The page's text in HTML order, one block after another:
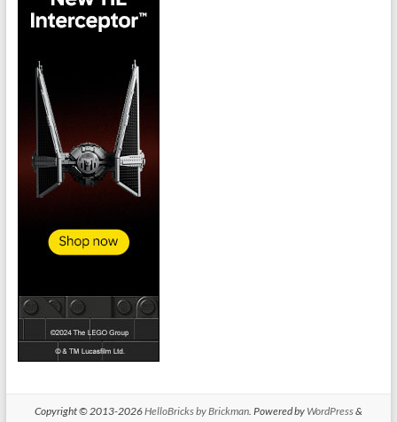
Copyright © 2013-2026HelloBricks by Brickman. Powered by WordPress&